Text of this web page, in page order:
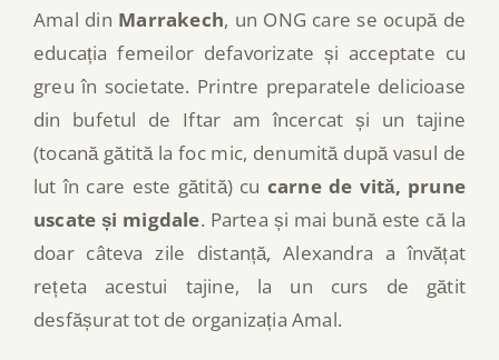
Amal din Marrakech, un ONG care se ocupă de
educația femeilor defavorizate și acceptate cu
greu în societate. Printre preparatele delicioase
din bufetul de Iftar am încercat și un tajine
(tocană gătită la foc mic, denumită după vasul de
lut în care este gătită) cu carne de vită, prune
uscate și migdale. Partea și mai bună este că la
doar câteva zile distanță, Alexandra a învățat
rețeta acestui tajine, la un curs de gătit
desfășurat tot de organizația Amal.